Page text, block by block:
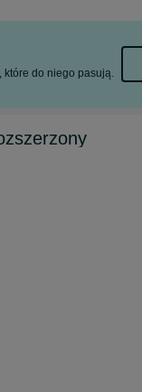
które do niego pasują.